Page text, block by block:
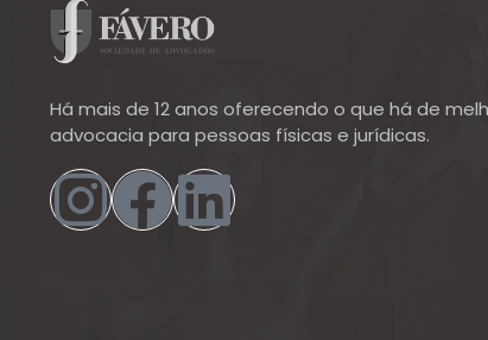
Há mais de 12 anos oferecendo o que há de
advocacia para pessoas físicas e jurídicas.